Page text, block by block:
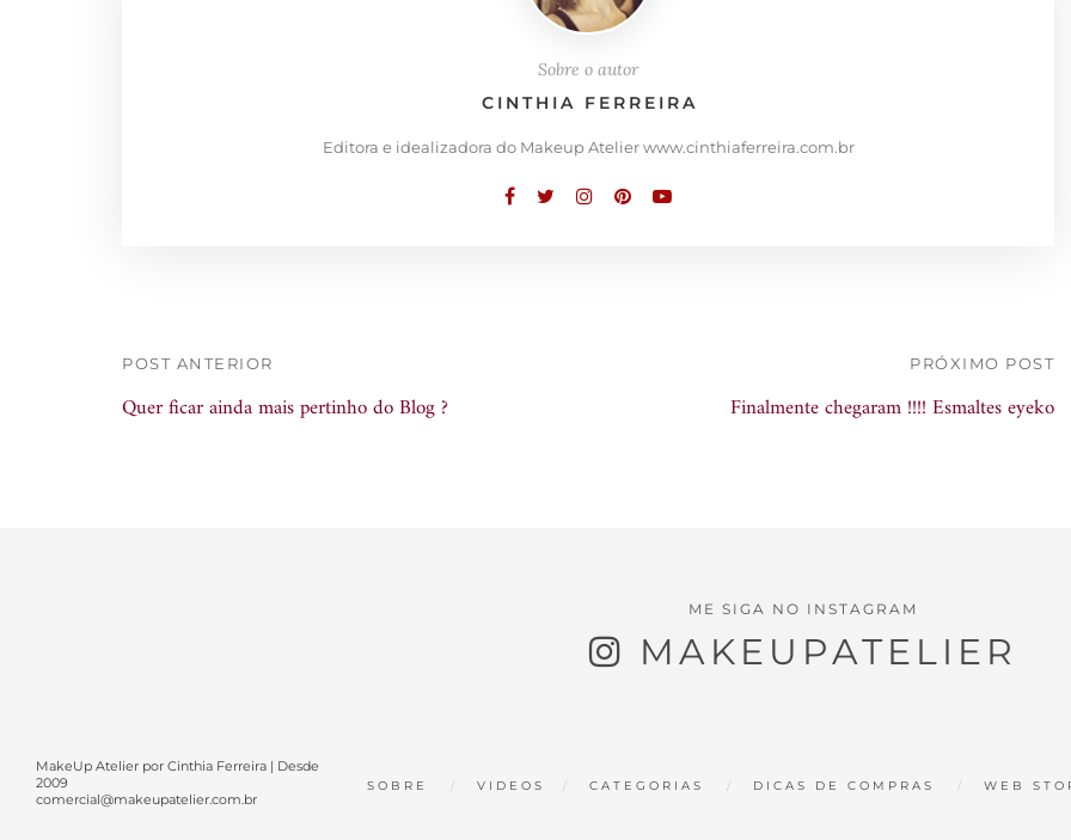
Sobre o autor
CINTHIA FERREIRA
Editora e idealizadora do Makeup Atelier www.cinthiaferreira.com.br
POST ANTERIOR
Quer ficar ainda mais pertinho do Blog ?
PRÓXIMO POST
Finalmente chegaram !!!! Esmaltes eyeko
ME SIGA NO INSTAGRAM
MAKEUPATELIER
MakeUp Atelier por Cinthia Ferreira | Desde
2009
comercial@makeupatelier.com.br
SOBRE VIDEOS CATEGORIAS DICAS DE COMPRAS WEB